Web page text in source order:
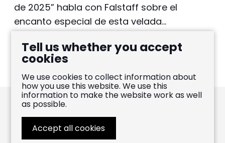
de 2025” habla con Falstaff sobre el
encanto especial de esta velada…
LEER EL ARTÍCULO
Pablo Heras-Casado
Tell us whether you accept
cookies
We use cookies to collect information about
how you use this website. We use this
information to make the website work as well
as possible.
Accept all cookies